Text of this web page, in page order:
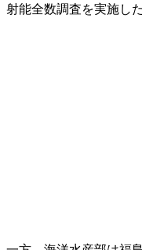
射能全数調査を実施し